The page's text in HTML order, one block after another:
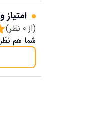
امتیاز
(از0 نظر)
شما هم نظر